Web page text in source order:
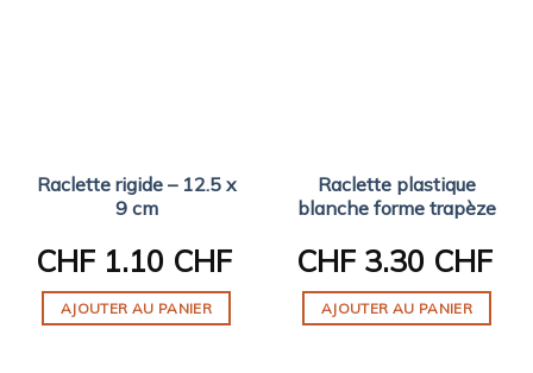
Raclette rigide – 12.5 x
9 cm
CHF1.10 CHF
AJOUTER AU PANIER
Raclette plastique
blanche forme trapèze
CHF3.30 CHF
AJOUTER AU PANIER